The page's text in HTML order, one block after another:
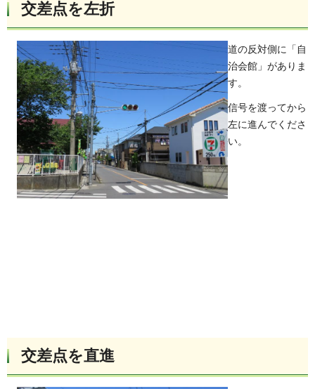
交差点を左折
道の反対側に「自
治会館」がありま
す。
信号を渡ってから
左に進んでくださ
い。
交差点を直進